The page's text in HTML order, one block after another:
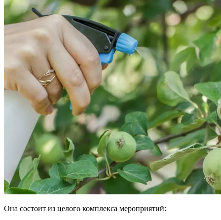
Она состоит из целого комплекса мероприятий: